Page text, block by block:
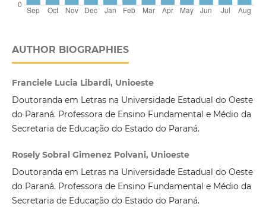
AUTHOR BIOGRAPHIES
Franciele Lucia Libardi, Unioeste
Doutoranda em Letras na Universidade Estadual do Oeste
do Paraná. Professora de Ensino Fundamental e Médio da
Secretaria de Educação do Estado do Paraná.
Rosely Sobral Gimenez Polvani, Unioeste
Doutoranda em Letras na Universidade Estadual do Oeste
do Paraná. Professora de Ensino Fundamental e Médio da
Secretaria de Educação do Estado do Paraná.